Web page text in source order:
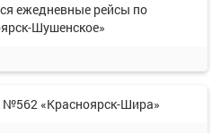
ежедневные рейсы по
Шушенское»
«Красноярск-Шира»